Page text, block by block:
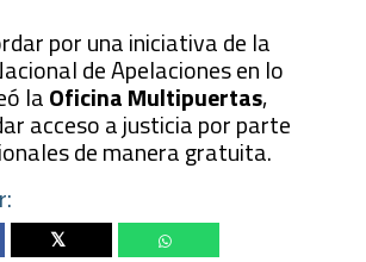
por una iniciativa de la
de Apelaciones en lo
laOficina Multipuertas,
acceso a justicia por parte
de manera gratuita.
Twitter